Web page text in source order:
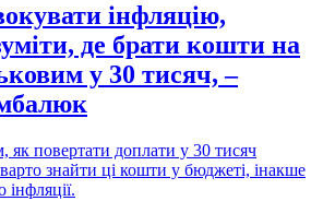
інфляцію,
де брати кошти на
у 30 тисяч, –
як повертати доплати у 30 тисяч
знайти ці кошти у бюджеті, інакше